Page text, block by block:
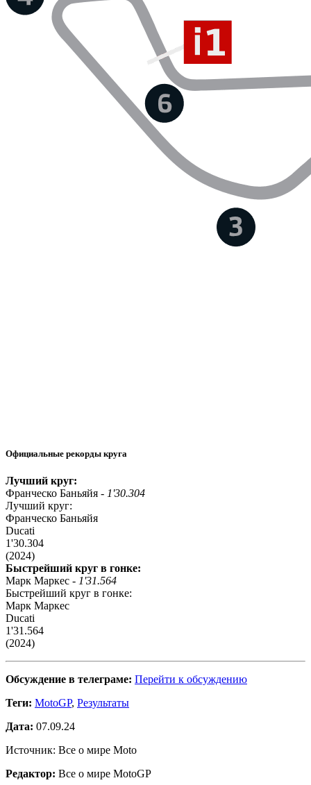
Официальные рекорды круга
Лучший круг:
Франческо Баньяйя - 1'30.304
Лучший круг:
Франческо Баньяйя
Ducati
1'30.304
(2024)
Быстрейший круг в гонке:
Марк Маркес - 1'31.564
Быстрейший круг в гонке:
Марк Маркес
Ducati
1'31.564
(2024)
Обсуждение в телеграме: Перейти к обсуждению
Теги: MotoGP, Результаты
Дата: 07.09.24
Источник: Все о мире Moto
Редактор: Все о мире MotoGP